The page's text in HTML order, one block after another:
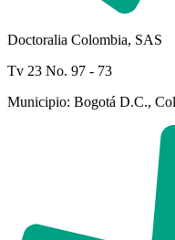
Doctoralia Colombia, SAS
Tv 23 No. 97 - 73
Municipio: Bogotá D.C.,